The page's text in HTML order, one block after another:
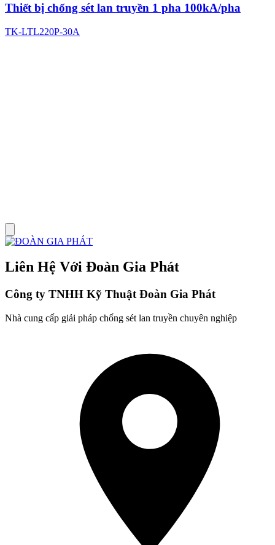
Thiết bị chống sét lan truyền 1 pha 100kA/pha
TK-LTL220P-30A
Liên Hệ Với Đoàn Gia Phát
Công ty TNHH Kỹ Thuật Đoàn Gia Phát
Nhà cung cấp giải pháp chống sét lan truyền chuyên nghiệp